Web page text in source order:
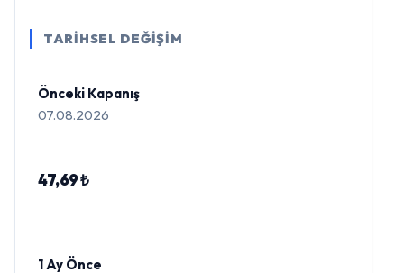
TARİHSEL DEĞİŞİM
Önceki Kapanış
07.08.2026
47,69 ₺
1 Ay Önce